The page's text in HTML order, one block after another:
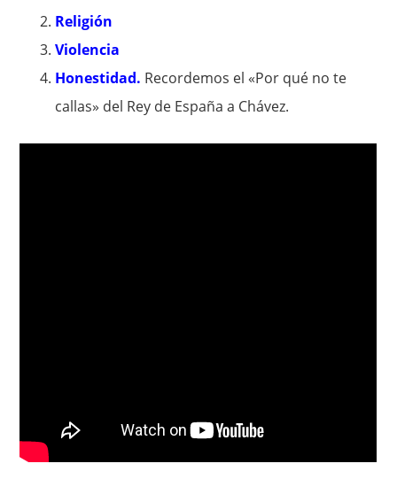
Religión
Violencia
Honestidad. Recordemos el «Por qué no te
callas» del Rey de España a Chávez.